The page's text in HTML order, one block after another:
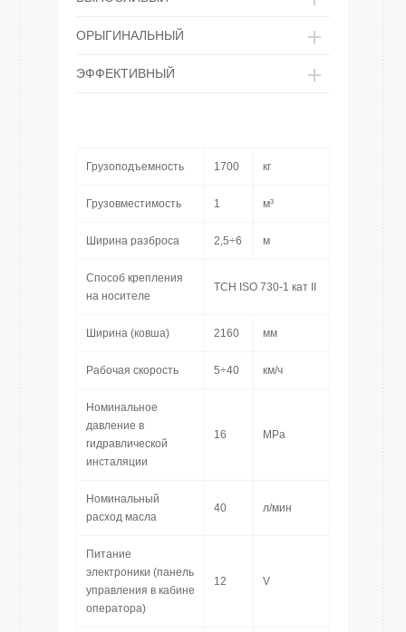
ОРЫГИНАЛЬНЫЙ
ЭФФЕКТИВНЫЙ
Грузоподъемность 1700 кг
Грузовместимость 1 м³
Ширина разброса 2,5÷6 м
Способ крепления
на носителе
ТСН ISO 730-1 кат II
Ширина (ковша) 2160 мм
Рабочая скорость 5÷40 км/ч
Номинальное
давление в
гидравлической
инсталяции
16 MPa
Номинальный
расход масла
40 л/мин
Питание
электроники (панель
управления в кабине
оператора)
12 V